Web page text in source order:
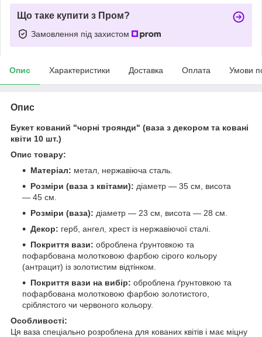
Що таке купити з Пром?
Замовлення під захистом
Опис Характеристики Доставка Оплата Умови
Опис
Букет кований "чорні троянди" (ваза з декором та ковані
квіти 10 шт.)
Опис товару:
Матеріал: метал, нержавіюча сталь.
Розміри (ваза з квітами): діаметр — 35 см, висота
— 45 см.
Розміри (ваза): діаметр — 23 см, висота — 28 см.
Декор: герб, ангел, хрест із нержавіючої сталі.
Покриття вази: оброблена ґрунтовкою та
пофарбована молотковою фарбою сірого кольору
(антрацит) із золотистим відтінком.
Покриття вази на вибір: оброблена ґрунтовкою та
пофарбована молотковою фарбою золотистого,
сріблястого чи червоного кольору.
Особливості:
Ця ваза спеціально розроблена для кованих квітів і має міцну